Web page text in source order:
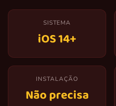
SISTEMA
iOS 14+
INSTALAÇÃO
Não precisa